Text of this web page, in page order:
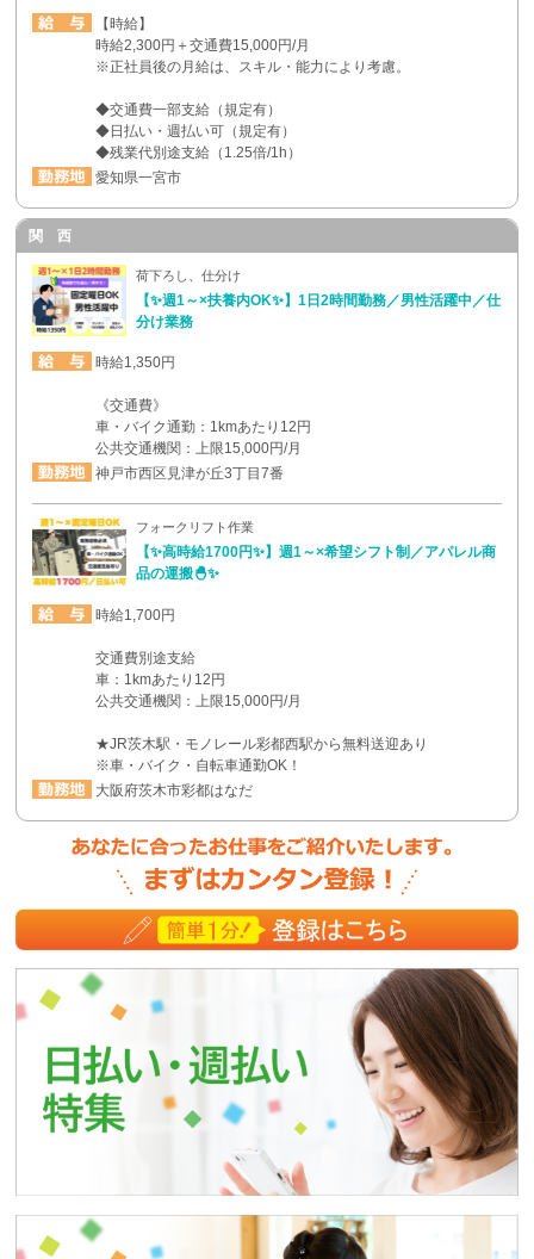
【時給】
時給2,300円＋交通費15,000円/月
※正社員後の月給は、スキル・能力により考慮。
◆交通費一部支給（規定有）
◆日払い・週払い可（規定有）
◆残業代別途支給（1.25倍/1h）
愛知県一宮市
関 西
荷下ろし、仕分け
【✨週1～×扶養内OK✨】1日2時間勤務／男性活躍中／仕
分け業務
時給1,350円
《交通費》
車・バイク通勤：1kmあたり12円
公共交通機関：上限15,000円/月
神戸市西区見津が丘3丁目7番
フォークリフト作業
【✨高時給1700円✨】週1～×希望シフト制／アパレル商
品の運搬🐣✨
時給1,700円
交通費別途支給
車：1kmあたり12円
公共交通機関：上限15,000円/月
★JR茨木駅・モノレール彩都西駅から無料送迎あり
※車・バイク・自転車通勤OK！
大阪府茨木市彩都はなだ